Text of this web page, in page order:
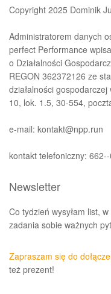
Copyright 2025 Dominik
Administratorem danych
perfect Performance
o Działalności
REGON 362372126 ze
działalności
10, lok. 1.5, 30-554,
e-mail: kontakt@npp.run
kontakt telefoniczny:
Newsletter
Co tydzień wysyłam list,
zadania sobie ważnych
Zapraszam się do
też prezent!